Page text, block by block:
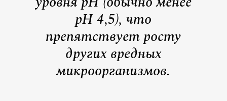
pH 4,5), что
препятствует росту
других вредных
микроорганизмов.